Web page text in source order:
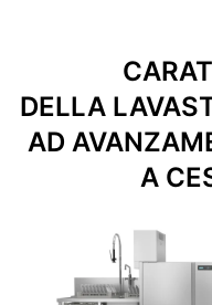
DELLA
AD
A